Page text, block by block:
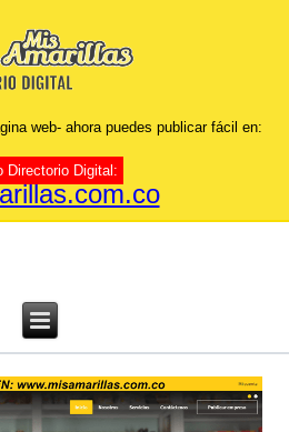
web- ahora puedes publicar fácil en:
Directorio Digital: